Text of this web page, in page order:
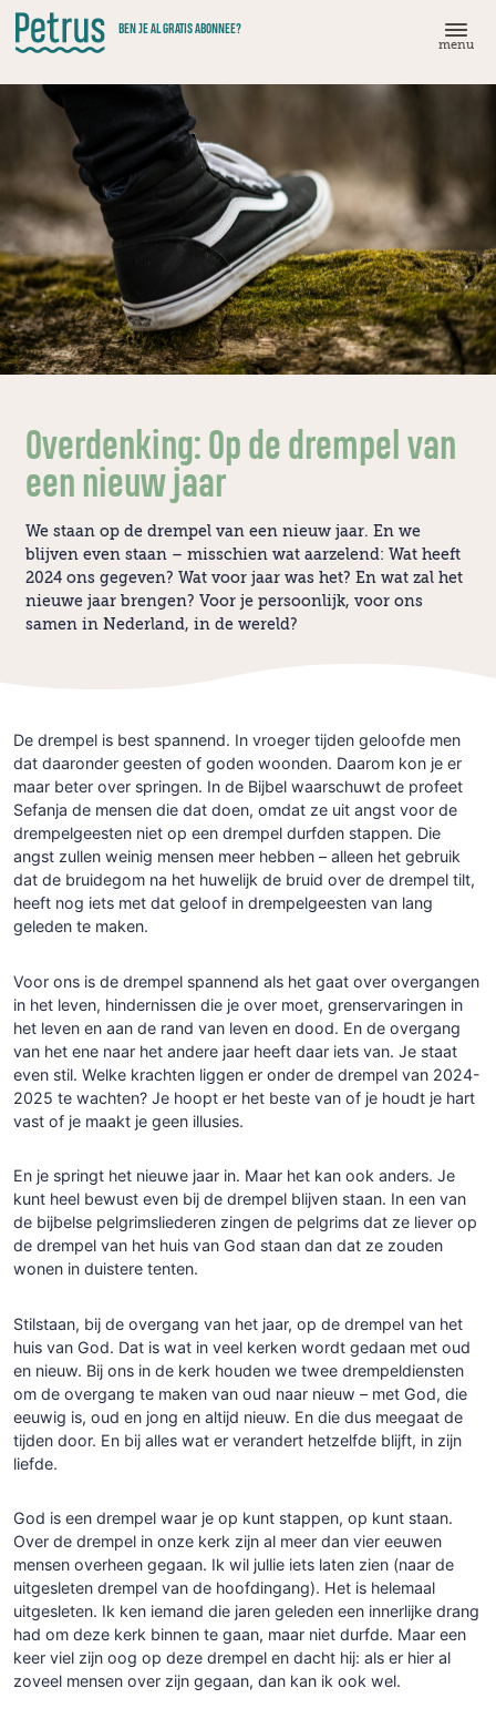
Doorgaan
naar
hoofdinhoud
BEN JE AL GRATIS ABONNEE?
menu
Overdenking: Op de drempel van
een nieuw jaar
We staan op de drempel van een nieuw jaar. En we
blijven even staan – misschien wat aarzelend: Wat heeft
2024 ons gegeven? Wat voor jaar was het? En wat zal het
nieuwe jaar brengen? Voor je persoonlijk, voor ons
samen in Nederland, in de wereld?
De drempel is best spannend. In vroeger tijden geloofde men
dat daaronder geesten of goden woonden. Daarom kon je er
maar beter over springen. In de Bijbel waarschuwt de profeet
Sefanja de mensen die dat doen, omdat ze uit angst voor de
drempelgeesten niet op een drempel durfden stappen. Die
angst zullen weinig mensen meer hebben – alleen het gebruik
dat de bruidegom na het huwelijk de bruid over de drempel tilt,
heeft nog iets met dat geloof in drempelgeesten van lang
geleden te maken.
Voor ons is de drempel spannend als het gaat over overgangen
in het leven, hindernissen die je over moet, grenservaringen in
het leven en aan de rand van leven en dood. En de overgang
van het ene naar het andere jaar heeft daar iets van. Je staat
even stil. Welke krachten liggen er onder de drempel van 2024-
2025 te wachten? Je hoopt er het beste van of je houdt je hart
vast of je maakt je geen illusies.
En je springt het nieuwe jaar in. Maar het kan ook anders. Je
kunt heel bewust even bij de drempel blijven staan. In een van
de bijbelse pelgrimsliederen zingen de pelgrims dat ze liever op
de drempel van het huis van God staan dan dat ze zouden
wonen in duistere tenten.
Stilstaan, bij de overgang van het jaar, op de drempel van het
huis van God. Dat is wat in veel kerken wordt gedaan met oud
en nieuw. Bij ons in de kerk houden we twee drempeldiensten
om de overgang te maken van oud naar nieuw – met God, die
eeuwig is, oud en jong en altijd nieuw. En die dus meegaat de
tijden door. En bij alles wat er verandert hetzelfde blijft, in zijn
liefde.
God is een drempel waar je op kunt stappen, op kunt staan.
Over de drempel in onze kerk zijn al meer dan vier eeuwen
mensen overheen gegaan. Ik wil jullie iets laten zien (naar de
uitgesleten drempel van de hoofdingang). Het is helemaal
uitgesleten. Ik ken iemand die jaren geleden een innerlijke drang
had om deze kerk binnen te gaan, maar niet durfde. Maar een
keer viel zijn oog op deze drempel en dacht hij: als er hier al
zoveel mensen over zijn gegaan, dan kan ik ook wel.